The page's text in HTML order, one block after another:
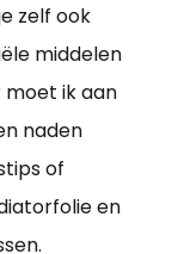
zelf ook
middelen
moet ik aan
naden
of
en